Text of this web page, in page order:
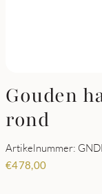
Gouden
rond
Artikelnummer:
€478,00